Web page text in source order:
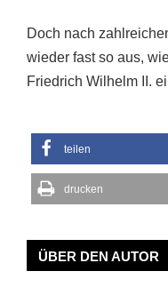
Doch nach
wieder fast so aus,
Friedrich Wilhelm II.
teilen
drucken
ÜBER DEN AUTOR